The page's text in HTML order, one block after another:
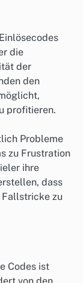
die
der
den
profitieren.
Probleme
zu Frustration
ihre
dass
Fallstricke zu
Codes ist